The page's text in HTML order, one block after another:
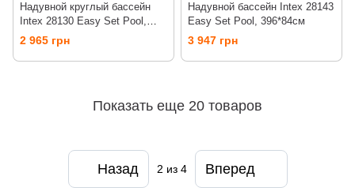
Надувной круглый бассейн
Intex 28130 Easy Set Pool,
366*76см, объём 5621л
2 965 грн
Надувной бассейн Intex 28143
Easy Set Pool, 396*84см
3 947 грн
Показать еще 20 товаров
Назад 2 из 4 Вперед